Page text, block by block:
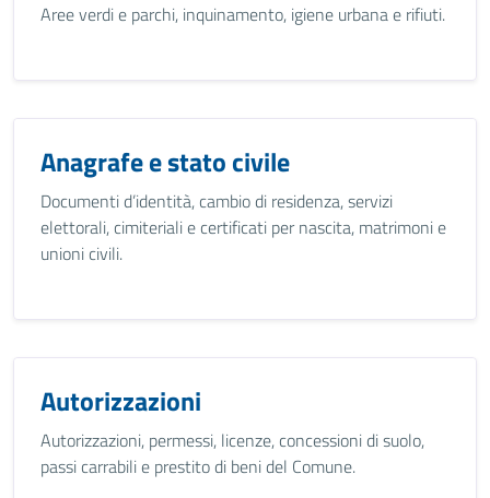
Aree verdi e parchi, inquinamento, igiene urbana e rifiuti.
Anagrafe e stato civile
Documenti d’identità, cambio di residenza, servizi
elettorali, cimiteriali e certificati per nascita, matrimoni e
unioni civili.
Autorizzazioni
Autorizzazioni, permessi, licenze, concessioni di suolo,
passi carrabili e prestito di beni del Comune.